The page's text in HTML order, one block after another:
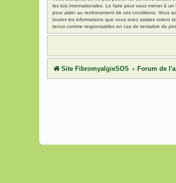
les lois internationales. Le faire peut vous mener à
pour aider au renforcement de ces conditions. Vous
toutes les informations que vous avez saisies soient
tenus comme responsables en cas de tentative de
Site FibromyalgieSOS Forum de